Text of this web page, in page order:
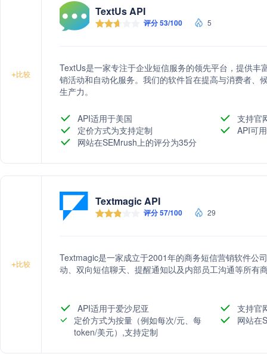
+比较
TextUs API
评分 53/100 5
TextUs是一家专注于企业短信服务的领先平台，提供
销活动和自动化服务。我们的软件旨在提高与消费者、
生产力。
API适用于美国
支持官
定价方式为支持定制
API可
网站在SEMrush上的评分为35分
+比较
Textmagic API
评分 57/100 29
Textmagic是一家成立于2001年的商务短信营销软件公
动、双向短信聊天、提醒通知以及内部员工沟通等所有
API适用于爱沙尼亚
支持官
定价方式为按量（例如每次/元、每
token/美元）,支持定制
网站在